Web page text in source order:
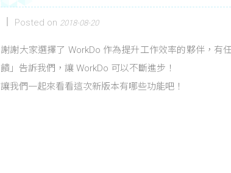
Posted on 2018-08-20
謝謝大家選擇了 WorkDo 作為提升工作效率的夥伴，有
饋」告訴我們，讓 WorkDo 可以不斷進步！
讓我們一起來看看這次新版本有哪些功能吧！